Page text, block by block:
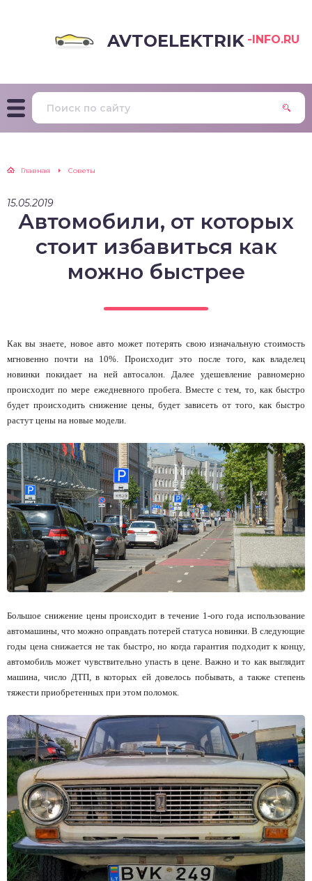
AVTOELEKTRIK -INFO.RU
Главная Советы
15.05.2019
Автомобили, от которых
стоит избавиться как
можно быстрее
Как вы знаете, новое авто может потерять свою изначальную стоимость
мгновенно почти на 10%. Происходит это после того, как владелец
новинки покидает на ней автосалон. Далее удешевление равномерно
происходит по мере ежедневного пробега. Вместе с тем, то, как быстро
будет происходить снижение цены, будет зависеть от того, как быстро
растут цены на новые модели.
Большое снижение цены происходит в течение 1-ого года использование
автомашины, что можно оправдать потерей статуса новинки. В следующие
годы цена снижается не так быстро, но когда гарантия подходит к концу,
автомобиль может чувствительно упасть в цене. Важно и то как выглядит
машина, число ДТП, в которых ей довелось побывать, а также степень
тяжести приобретенных при этом поломок.